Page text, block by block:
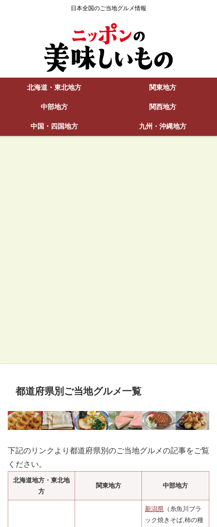
日本全国のご当地グルメ情報
北海道・東北地方 関東地方
中部地方 関西地方
中国・四国地方 九州・沖縄地方
都道府県別ご当地グルメ一覧
下記のリンクより都道府県別のご当地グルメの記事をご覧
ください。
北海道地方・東北地
方
関東地方 中部地方
新潟県 （糸魚川ブラ
ック焼きそば,柿の種